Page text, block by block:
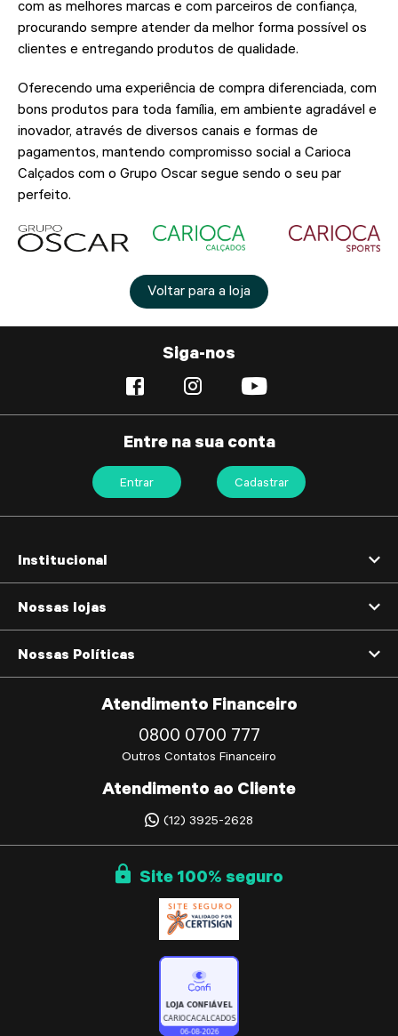
com as melhores marcas e com parceiros de confiança,
procurando sempre atender da melhor forma possível os
clientes e entregando produtos de qualidade.
Oferecendo uma experiência de compra diferenciada, com
bons produtos para toda família, em ambiente agradável e
inovador, através de diversos canais e formas de
pagamentos, mantendo compromisso social a Carioca
Calçados com o Grupo Oscar segue sendo o seu par
perfeito.
Voltar para a loja
Siga-nos
Entre na sua conta
Entrar Cadastrar
Institucional
Nossas lojas
Nossas Políticas
Atendimento Financeiro
0800 0700 777
Outros Contatos Financeiro
Atendimento ao Cliente
(12) 3925-2628
Site 100% seguro